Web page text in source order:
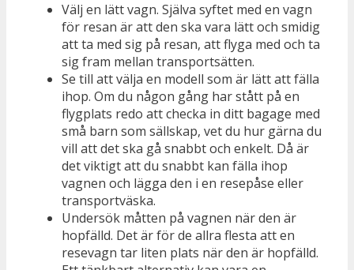
Välj en lätt vagn. Själva syftet med en vagn
för resan är att den ska vara lätt och smidig
att ta med sig på resan, att flyga med och ta
sig fram mellan transportsätten.
Se till att välja en modell som är lätt att fälla
ihop. Om du någon gång har stått på en
flygplats redo att checka in ditt bagage med
små barn som sällskap, vet du hur gärna du
vill att det ska gå snabbt och enkelt. Då är
det viktigt att du snabbt kan fälla ihop
vagnen och lägga den i en resepåse eller
transportväska.
Undersök måtten på vagnen när den är
hopfälld. Det är för de allra flesta att en
resevagn tar liten plats när den är hopfälld.